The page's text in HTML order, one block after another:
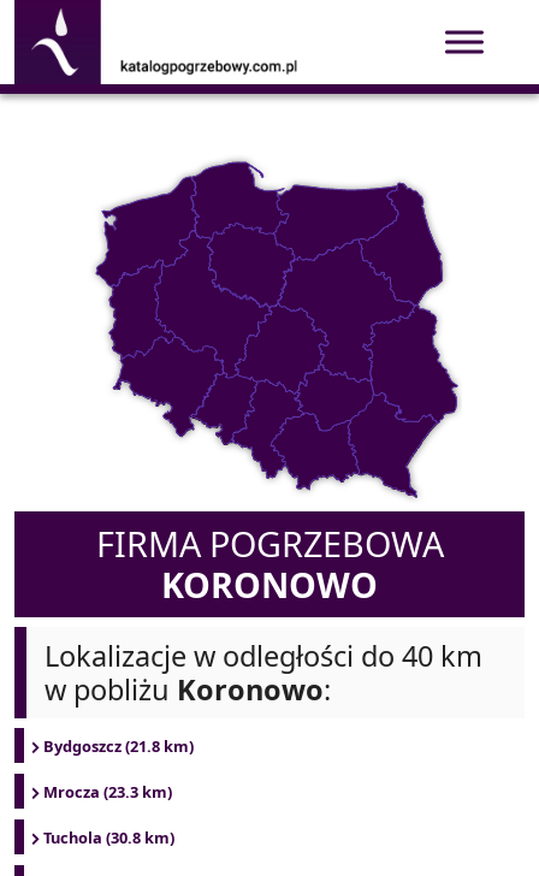
FIRMA POGRZEBOWA
KORONOWO
Lokalizacje w odległości do 40 km
w pobliżu Koronowo:
Bydgoszcz (21.8 km)
Mrocza (23.3 km)
Tuchola (30.8 km)